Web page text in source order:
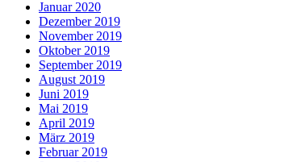
Januar 2020
Dezember 2019
November 2019
Oktober 2019
September 2019
August 2019
Juni 2019
Mai 2019
April 2019
März 2019
Februar 2019